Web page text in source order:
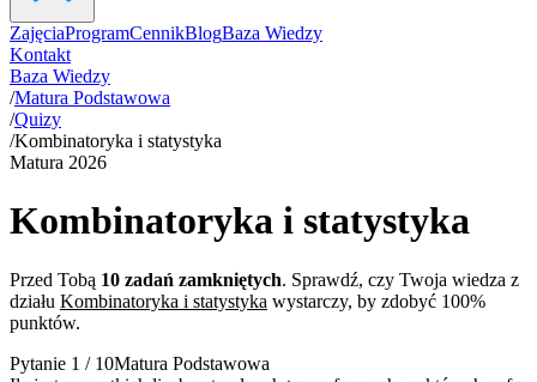
ZajęciaProgramCennikBlogBaza Wiedzy
Kontakt
Baza Wiedzy
/Matura Podstawowa
/Quizy
/Kombinatoryka i statystyka
Matura 2026
Kombinatoryka i statystyka
Przed Tobą 10 zadań zamkniętych. Sprawdź, czy Twoja wiedza z
działu Kombinatoryka i statystyka wystarczy, by zdobyć 100%
punktów.
Pytanie 1 / 10Matura Podstawowa